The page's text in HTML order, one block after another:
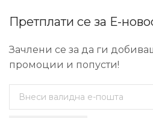
Претплати се за Е-
Зачлени се за да ги
промоции и попусти!